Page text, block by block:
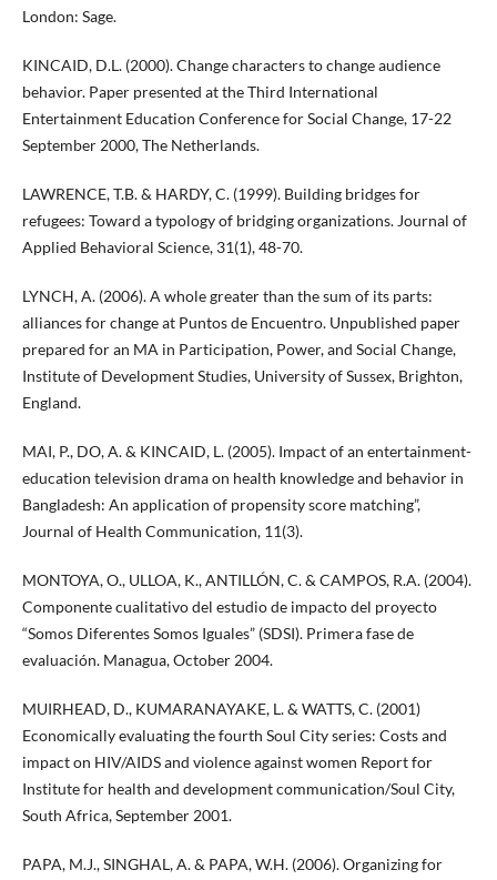
London: Sage.
KINCAID, D.L. (2000). Change characters to change audience
behavior. Paper presented at the Third International
Entertainment Education Conference for Social Change, 17-22
September 2000, The Netherlands.
LAWRENCE, T.B. & HARDY, C. (1999). Building bridges for
refugees: Toward a typology of bridging organizations. Journal of
Applied Behavioral Science, 31(1), 48-70.
LYNCH, A. (2006). A whole greater than the sum of its parts:
alliances for change at Puntos de Encuentro. Unpublished paper
prepared for an MA in Participation, Power, and Social Change,
Institute of Development Studies, University of Sussex, Brighton,
England.
MAI, P., DO, A. & KINCAID, L. (2005). Impact of an entertainment-
education television drama on health knowledge and behavior in
Bangladesh: An application of propensity score matching”,
Journal of Health Communication, 11(3).
MONTOYA, O., ULLOA, K., ANTILLÓN, C. & CAMPOS, R.A. (2004).
Componente cualitativo del estudio de impacto del proyecto
“Somos Diferentes Somos Iguales” (SDSI). Primera fase de
evaluación. Managua, October 2004.
MUIRHEAD, D., KUMARANAYAKE, L. & WATTS, C. (2001)
Economically evaluating the fourth Soul City series: Costs and
impact on HIV/AIDS and violence against women Report for
Institute for health and development communication/Soul City,
South Africa, September 2001.
PAPA, M.J., SINGHAL, A. & PAPA, W.H. (2006). Organizing for